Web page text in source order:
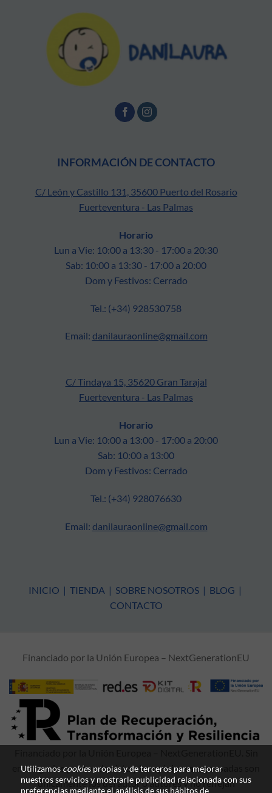
INFORMACIÓN DE CONTACTO
C/ León y Castillo 131, 35600 Puerto del Rosario
Fuerteventura - Las Palmas
Horario
Lun a Vie: 10:00 a 13:30 - 17:00 a 20:30
Sab: 10:00 a 13:30 - 17:00 a 20:00
Dom y Festivos: Cerrado
Tel.: (+34) 928530758
Email: danilauraonline@gmail.com
C/ Tindaya 15, 35620 Gran Tarajal
Fuerteventura - Las Palmas
Horario
Lun a Vie: 10:00 a 13:00 - 17:00 a 20:00
Sab: 10:00 a 13:00
Dom y Festivos: Cerrado
Tel.: (+34) 928076630
Email: danilauraonline@gmail.com
INICIO | TIENDA | SOBRE NOSOTROS | BLOG |
CONTACTO
Financiado por la Unión Europea – NextGenerationEU
embargo, los puntos de vista y las opiniones expresadas son
únicamente los del autor o autores y no reflejan
Utilizamos cookies propias y de terceros para mejorar
nuestros servicios y mostrarle publicidad relacionada con sus
preferencias mediante el análisis de sus hábitos de